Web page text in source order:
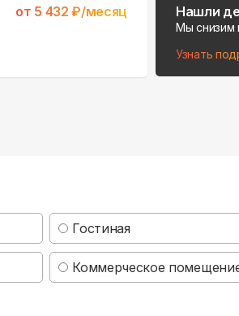
от 5 432 ₽/месяц Нашли
Мы снизим
Узнать
Гостиная
Коммерческое